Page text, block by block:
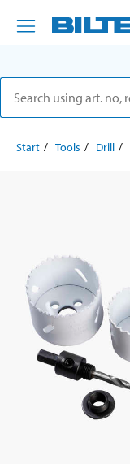
Start Tools Drill